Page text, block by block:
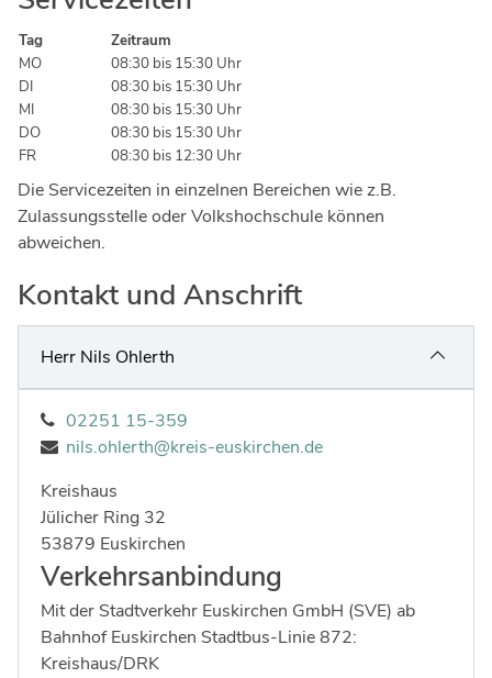
Umwelt & Nachhaltigkeit
Verkehr & Mobilität
Wirtschaft & Tourismus
Ingenieure
Gefahrenabwehr
Sozialarbeit
Interkulturelle Öffnung
Kreispolizeibehörde
Jobs bei allen Arbeitgebern im Kreisgebiet
Tag
Zeitraum
MO
08:30 bis 15:30 Uhr
DI
08:30 bis 15:30 Uhr
MI
08:30 bis 15:30 Uhr
DO
08:30 bis 15:30 Uhr
FR
08:30 bis 12:30 Uhr
Die Servicezeiten in einzelnen Bereichen wie z.B.
Zulassungsstelle oder Volkshochschule können
abweichen.
Kontakt und Anschrift
Herr Nils Ohlerth
02251 15-359
nils.ohlerth@kreis-euskirchen.de
Kreishaus
Strasse:
Jülicher Ring Hausnummer:
32
Postleitzahl:
53879 Ort:
Euskirchen
Verkehrsanbindung
Mit der Stadtverkehr Euskirchen GmbH (SVE) ab
Bahnhof Euskirchen Stadtbus-Linie 872:
Kreishaus/DRK